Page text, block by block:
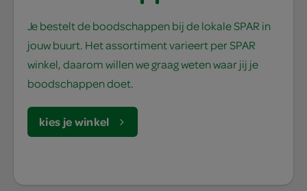
Je bestelt de boodschappen bij de lokale SPAR in
jouw buurt. Het assortiment varieert per SPAR
winkel, daarom willen we graag weten waar jij je
boodschappen doet.
kies je winkel